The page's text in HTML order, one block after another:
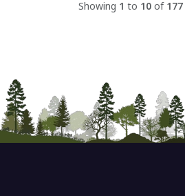
Showing 1 to 10 of 177